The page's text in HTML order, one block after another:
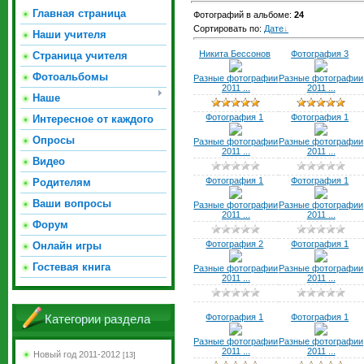
Главная страница
Наши учителя
Страница учителя
Фотоальбомы
Наше
Интересное от каждого
Опросы
Видео
Родителям
Ваши вопросы
Форум
Онлайн игры
Гостевая книга
Категории раздела
Новый год 2011-2012 [13]
Фотографий в альбоме: 24
Сортировать по: Дате
Никита Бессонов
Разные фотографии
2011 ...
Фотография 3
Разные фотографии
2011 ...
Фотография 1
Разные фотографии
2011 ...
Фотография 1
Разные фотографии
2011 ...
Фотография 1
Разные фотографии
2011 ...
Фотография 1
Разные фотографии
2011 ...
Фотография 2
Разные фотографии
2011 ...
Фотография 1
Разные фотографии
2011 ...
Фотография 1
Разные фотографии
2011 ...
Фотография 1
Разные фотографии
2011 ...